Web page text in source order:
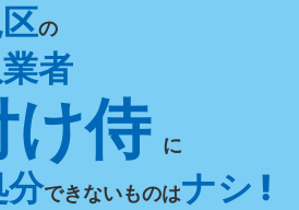
の
者
け侍 に
分できないものはナシ !